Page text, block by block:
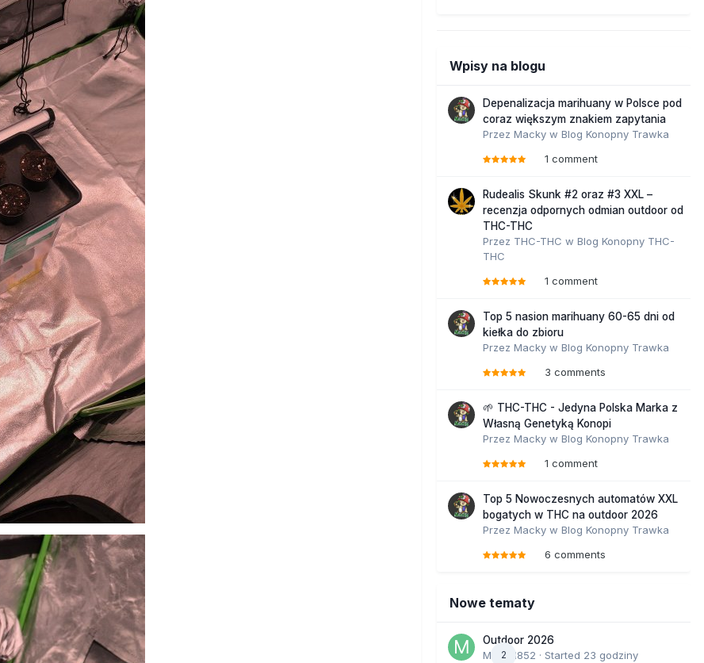
Wpisy na blogu
Depenalizacja marihuany w Polsce pod
coraz większym znakiem zapytania
Przez Macky w Blog Konopny Trawka
1 comment
Rudealis Skunk #2 oraz #3 XXL –
recenzja odpornych odmian outdoor od
THC-THC
Przez THC-THC w Blog Konopny THC-
THC
1 comment
Top 5 nasion marihuany 60-65 dni od
kiełka do zbioru
Przez Macky w Blog Konopny Trawka
3 comments
🌱 THC-THC - Jedyna Polska Marka z
Własną Genetyką Konopi
Przez Macky w Blog Konopny Trawka
1 comment
Top 5 Nowoczesnych automatów XXL
bogatych w THC na outdoor 2026
Przez Macky w Blog Konopny Trawka
6 comments
Nowe tematy
2
Outdoor 2026
Marcel852 · Started 23 godziny